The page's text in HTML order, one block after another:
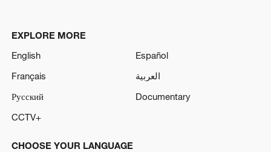
EXPLORE MORE
English
Español
Français
العربية
Русский
Documentary
CCTV+
CHOOSE YOUR LANGUAGE